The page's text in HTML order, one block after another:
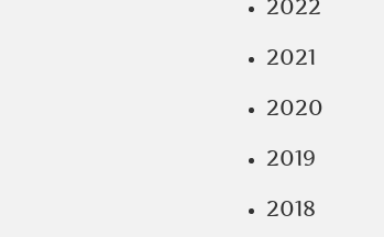
2022
2021
2020
2019
2018